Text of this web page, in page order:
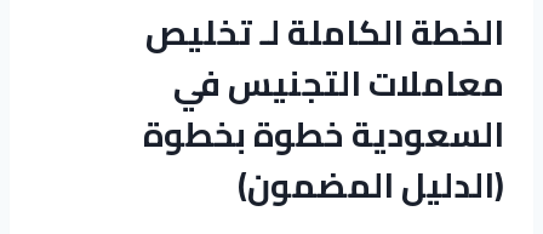
الخطة الكاملة لـ تخليص
معاملات التجنيس في
السعودية خطوة بخطوة
(الدليل المضمون)